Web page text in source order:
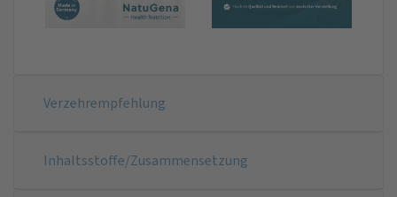
Verzehrempfehlung
Inhaltsstoffe/Zusammensetzung